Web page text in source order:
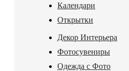
Календари
Открытки
Декор Интерьера
Фотосувениры
Одежда с Фото